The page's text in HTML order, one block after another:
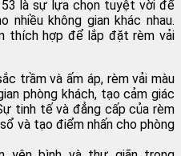
là sự lựa chọn tuyệt vời để
không gian khác nhau.
thích hợp để lắp đặt rèm vải
trầm và ấm áp, rèm vải màu
phòng khách, tạo cảm giác
tinh tế và đẳng cấp của rèm
và tạo điểm nhấn cho phòng